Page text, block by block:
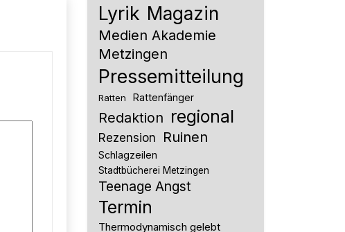
Lyrik Magazin
Medien Akademie
Metzingen
Pressemitteilung
Ratten Rattenfänger
Redaktion regional
Rezension Ruinen
Schlagzeilen
Stadtbücherei Metzingen
Teenage Angst
Termin
Thermodynamisch gelebt